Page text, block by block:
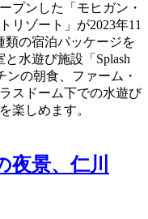
プンした「モヒガン・
リゾート」が2023年11
類の宿泊パッケージを
水遊び施設「Splash
の朝食、ファーム・
スドーム下での水遊び
楽しめます。
景、仁川